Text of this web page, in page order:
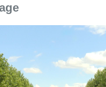
"Réaménagement de